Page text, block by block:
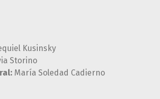
Kusinsky
Storino
María Soledad Cadierno